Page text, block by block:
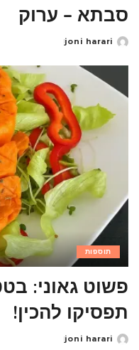
סבתא – ערוק
Posted
joni harari
תוספות
פשוט גאוני:
תפסיקו להכין!
Posted
joni harari